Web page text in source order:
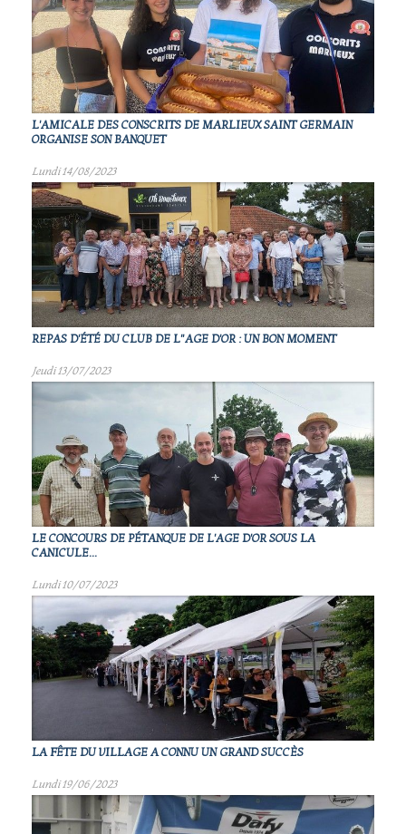
L'AMICALE DES CONSCRITS DE MARLIEUX SAINT GERMAIN
ORGANISE SON BANQUET
Lundi 14/08/2023
REPAS D'ÉTÉ DU CLUB DE L"AGE D'OR : UN BON MOMENT
Jeudi 13/07/2023
LE CONCOURS DE PÉTANQUE DE L'AGE D'OR SOUS LA
CANICULE...
Lundi 10/07/2023
LA FÊTE DU VILLAGE A CONNU UN GRAND SUCCÈS
Lundi 19/06/2023